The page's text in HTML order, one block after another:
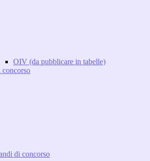
OIV (da pubblicare in tabelle)
di concorso